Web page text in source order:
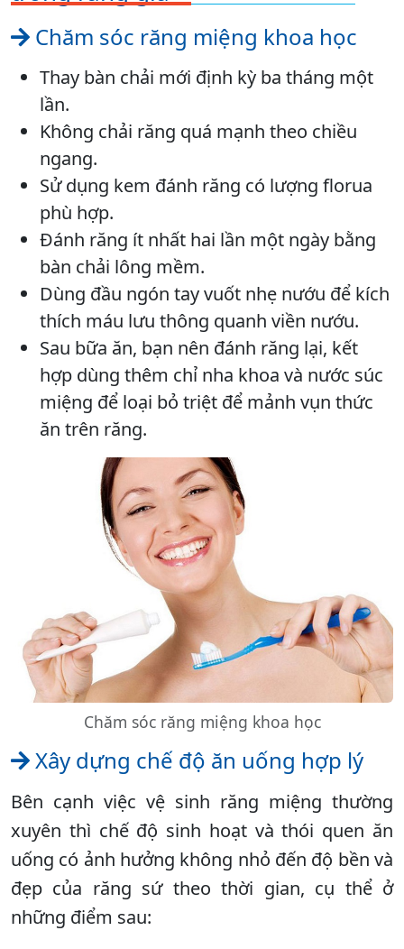
Chăm sóc răng miệng khoa học
Thay bàn chải mới định kỳ ba tháng một
lần.
Không chải răng quá mạnh theo chiều
ngang.
Sử dụng kem đánh răng có lượng florua
phù hợp.
Đánh răng ít nhất hai lần một ngày bằng
bàn chải lông mềm.
Dùng đầu ngón tay vuốt nhẹ nướu để kích
thích máu lưu thông quanh viền nướu.
Sau bữa ăn, bạn nên đánh răng lại, kết
hợp dùng thêm chỉ nha khoa và nước súc
miệng để loại bỏ triệt để mảnh vụn thức
ăn trên răng.
Chăm sóc răng miệng khoa học
Xây dựng chế độ ăn uống hợp lý
Bên cạnh việc vệ sinh răng miệng thường
xuyên thì chế độ sinh hoạt và thói quen ăn
uống có ảnh hưởng không nhỏ đến độ bền và
đẹp của răng sứ theo thời gian, cụ thể ở
những điểm sau: